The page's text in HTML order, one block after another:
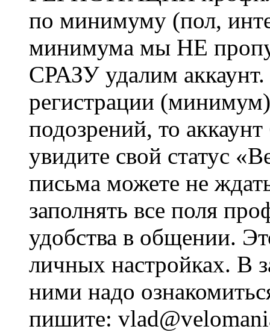
по минимуму (пол,
минимума мы НЕ
СРАЗУ удалим
регистрации
подозрений, то
увидите свой статус
письма можете не
заполнять все поля
удобства в общении.
личных настройках. В
ними надо
пишите: